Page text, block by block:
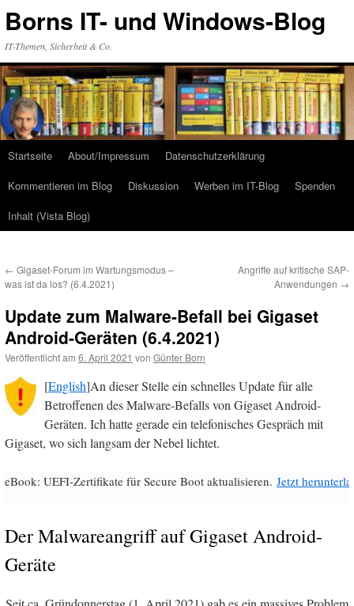
Inhalt
Borns IT- und Windows-Blog
IT-Themen, Sicherheit & Co.
Startseite About/Impressum
Datenschutzerklärung
Kommentieren im Blog
Diskussion Werben im IT-Blog
Spenden
Inhalt (Vista Blog)
← Gigaset-Forum im Wartungsmodus –
was ist da los? (6.4.2021)
Angriffe auf kritische SAP-
Anwendungen →
Update zum Malware-Befall bei Gigaset
Android-Geräten (6.4.2021)
Veröffentlicht am 6. April 2021 von Günter Born
[English]An dieser Stelle ein schnelles Update für alle
Betroffenen des Malware-Befalls von Gigaset Android-
Geräten. Ich hatte gerade ein telefonisches Gespräch mit
Gigaset, wo sich langsam der Nebel lichtet.
eBook: UEFI-Zertifikate für Secure Boot aktualisieren. Jetzt
Der Malwareangriff auf Gigaset Android-
Geräte